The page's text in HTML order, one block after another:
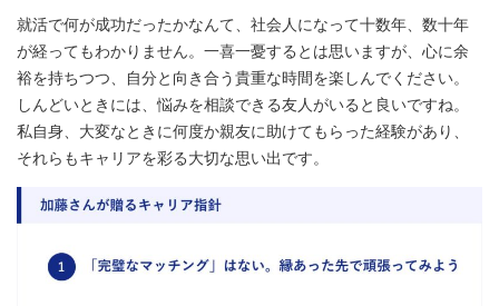
就活で何が成功だったかなんて、社会人になって十数年、数十年
が経ってもわかりません。一喜一憂するとは思いますが、心に余
裕を持ちつつ、自分と向き合う貴重な時間を楽しんでください。
しんどいときには、悩みを相談できる友人がいると良いですね。
私自身、大変なときに何度か親友に助けてもらった経験があり、
それらもキャリアを彩る大切な思い出です。